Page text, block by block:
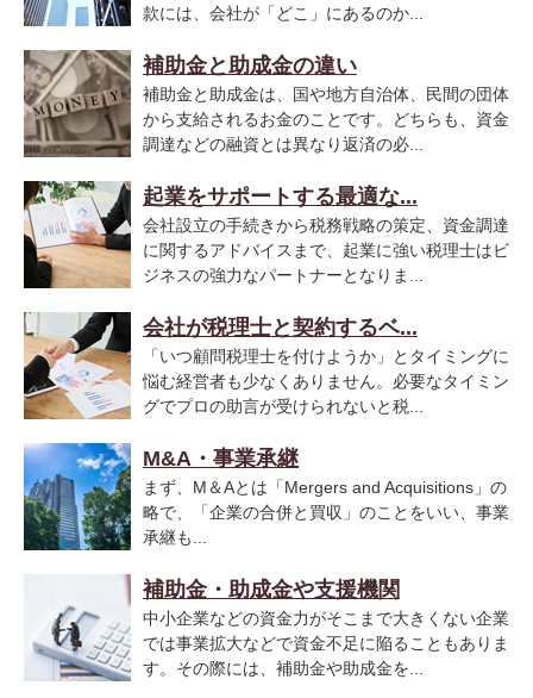
款には、会社が「どこ」にあるのか...
補助金と助成金の違い
補助金と助成金は、国や地方自治体、民間の団体
から支給されるお金のことです。どちらも、資金
調達などの融資とは異なり返済の必...
起業をサポートする最適な...
会社設立の手続きから税務戦略の策定、資金調達
に関するアドバイスまで、起業に強い税理士はビ
ジネスの強力なパートナーとなりま...
会社が税理士と契約するベ...
「いつ顧問税理士を付けようか」とタイミングに
悩む経営者も少なくありません。必要なタイミン
グでプロの助言が受けられないと税...
M&A・事業承継
まず、M＆Aとは「Mergers and Acquisitions」の
略で、「企業の合併と買収」のことをいい、事業
承継も...
補助金・助成金や支援機関
中小企業などの資金力がそこまで大きくない企業
では事業拡大などで資金不足に陥ることもありま
す。その際には、補助金や助成金を...